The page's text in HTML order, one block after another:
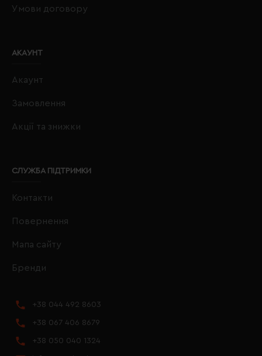
Умови договору
АКАУНТ
Акаунт
Замовлення
Акції та знижки
СЛУЖБА ПІДТРИМКИ
Контакти
Повернення
Мапа сайту
Бренди
+38 044 492 8603
+38 067 406 8679
+38 050 040 1324